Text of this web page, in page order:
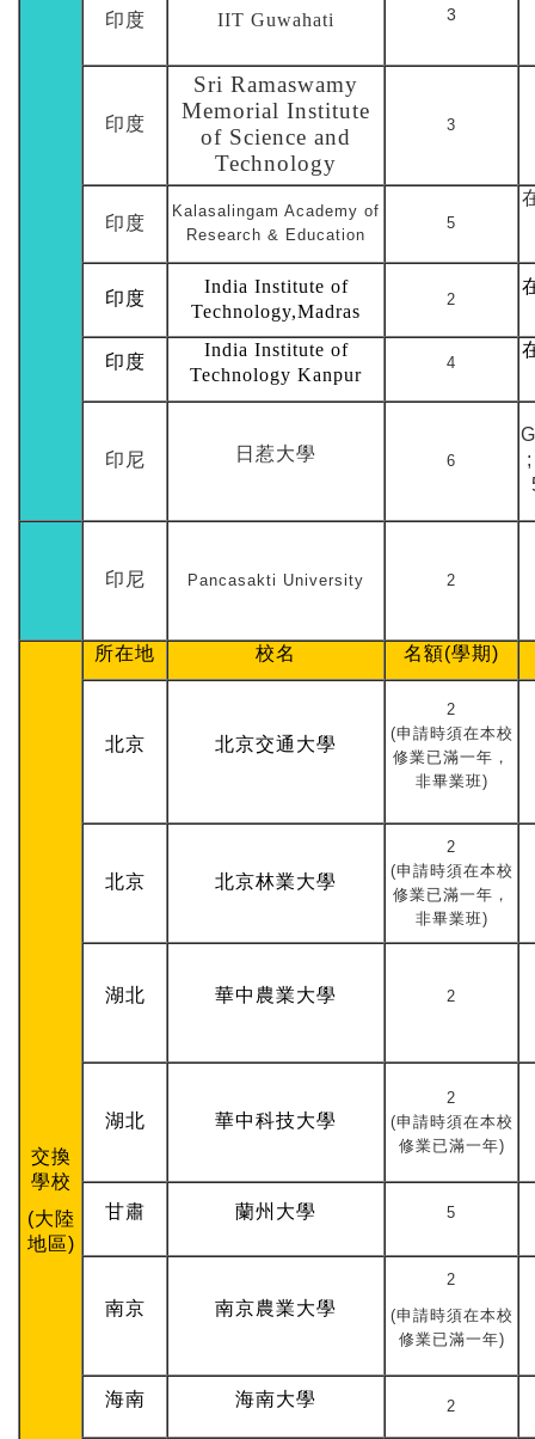
印度 IIT Guwahati 3
印度
Sri Ramaswamy
Memorial Institute
of Science and
Technology
3
印度
Kalasalingam Academy of
Research & Education
5
印度
India Institute of
Technology,Madras
2
印度
India Institute of
Technology Kanpur
4
印尼 日惹大學 6
印尼 Pancasakti University 2
交換
學校
(大陸
地區)
所在地 校名 名額(學期)
北京 北京交通大學
2
(申請時須在本校
修業已滿一年，
非畢業班)
北京 北京林業大學
2
(申請時須在本校
修業已滿一年，
非畢業班)
湖北 華中農業大學 2
湖北 華中科技大學
2
(申請時須在本校
修業已滿一年)
甘肅 蘭州大學 5
南京 南京農業大學
2
(申請時須在本校
修業已滿一年)
海南 海南大學 2